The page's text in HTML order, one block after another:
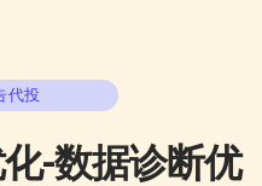
代投
-数据诊断优